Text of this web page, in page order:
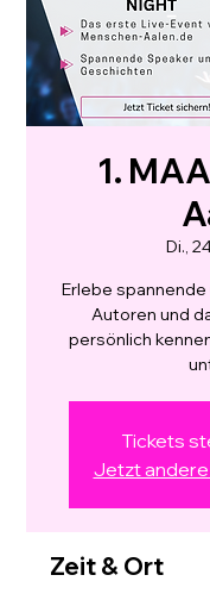
1.
Di.,
Erlebe
Autoren und
persönlich
Tickets
Jetzt
Zeit & Ort